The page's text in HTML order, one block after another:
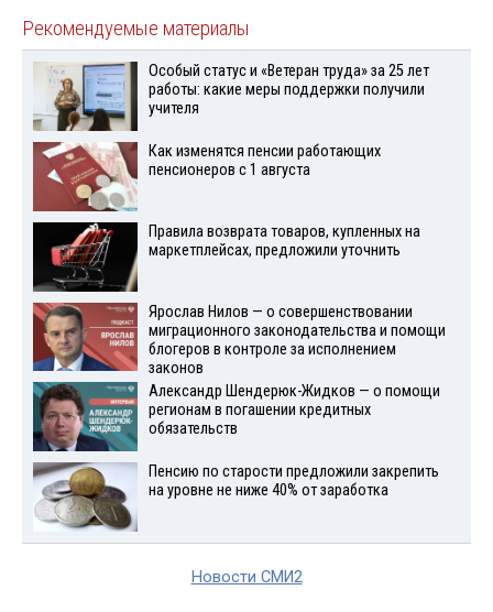
Рекомендуемые материалы
Особый статус и «Ветеран труда» за 25 лет
работы: какие меры поддержки получили
учителя
Как изменятся пенсии работающих
пенсионеров с 1 августа
Правила возврата товаров, купленных на
маркетплейсах, предложили уточнить
Ярослав Нилов — о совершенствовании
миграционного законодательства и помощи
блогеров в контроле за исполнением
законов
Александр Шендерюк-Жидков — о помощи
регионам в погашении кредитных
обязательств
Пенсию по старости предложили закрепить
на уровне не ниже 40% от заработка
Новости СМИ2